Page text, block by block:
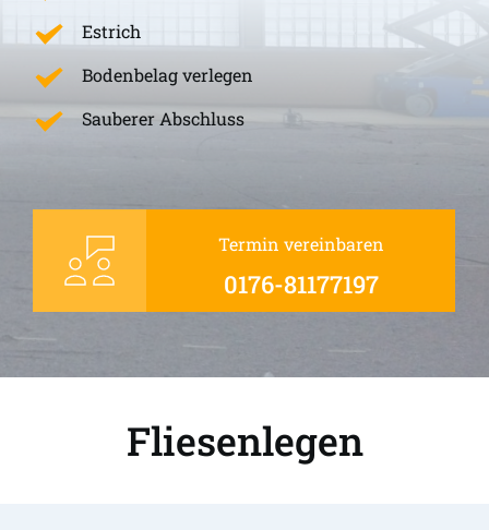
Estrich
Bodenbelag verlegen
Sauberer Abschluss
Termin vereinbaren
0176-81177197
Fliesenlegen